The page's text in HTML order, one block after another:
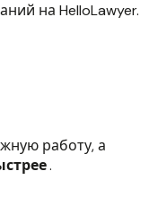
на HelloLawyer.
работу, а
.